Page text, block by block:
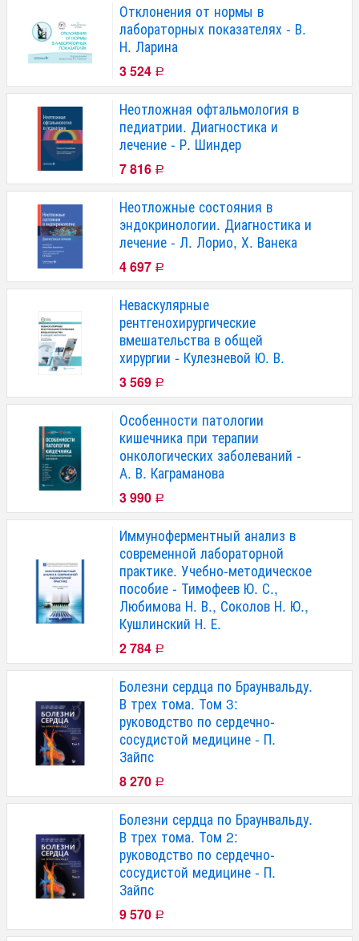
Отклонения от нормы в
лабораторных показателях - В.
Н. Ларина
3 524 Р
Неотложная офтальмология в
педиатрии. Диагностика и
лечение - Р. Шиндер
7 816 Р
Неотложные состояния в
эндокринологии. Диагностика и
лечение - Л. Лорио, Х. Ванека
4 697 Р
Неваскулярные
рентгенохирургические
вмешательства в общей
хирургии - Кулезневой Ю. В.
3 569 Р
Особенности патологии
кишечника при терапии
онкологических заболеваний -
А. В. Каграманова
3 990 Р
Иммуноферментный анализ в
современной лабораторной
практике. Учебно-методическое
пособие - Тимофеев Ю. С.,
Любимова Н. В., Соколов Н. Ю.,
Кушлинский Н. Е.
2 784 Р
Болезни сердца по Браунвальду.
В трех тома. Том 3:
руководство по сердечно-
сосудистой медицине - П.
Зайпс
8 270 Р
Болезни сердца по Браунвальду.
В трех тома. Том 2:
руководство по сердечно-
сосудистой медицине - П.
Зайпс
9 570 Р